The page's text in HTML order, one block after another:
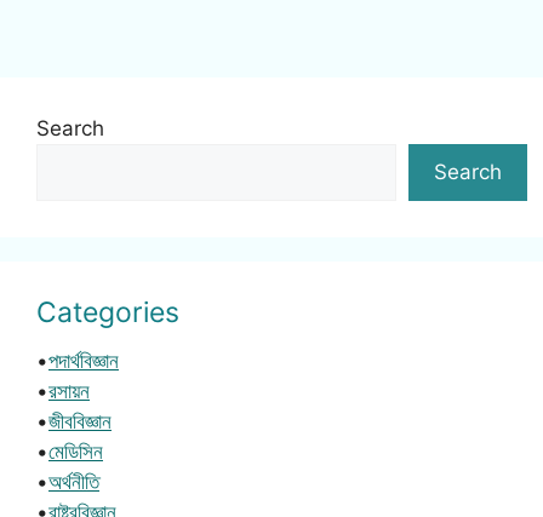
Search
Search
Categories
•পদার্থবিজ্ঞান
•রসায়ন
•জীববিজ্ঞান
•মেডিসিন
•অর্থনীতি
•রাষ্ট্রবিজ্ঞান